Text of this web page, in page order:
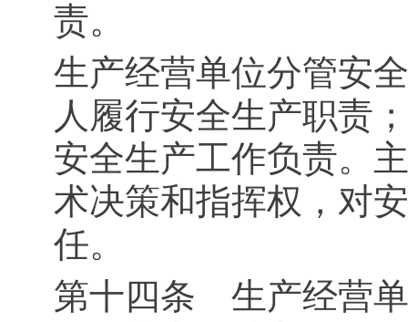
责。
生产经营单位分管安
人履行安全生产职责
安全生产工作负责。
术决策和指挥权，对
任。
第十四条 生产经营